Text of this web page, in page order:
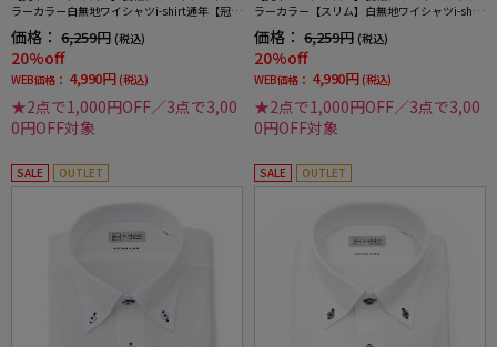
ラーカラー白無地ワイシャツi-shirt通年【冠婚
価格： 6,259円 (税込)
20%off
WEB価格： 4,990円 (税込)
★2点で1,000円OFF／3点で3,00
0円OFF対象
ラーカラー【スリム】白無地ワイシャツi-shirt
価格： 6,259円 (税込)
20%off
WEB価格： 4,990円 (税込)
★2点で1,000円OFF／3点で3,00
0円OFF対象
SALE OUTLET SALE OUTLET